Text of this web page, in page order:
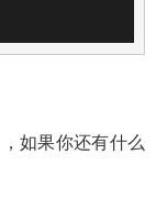
如果你还有什么